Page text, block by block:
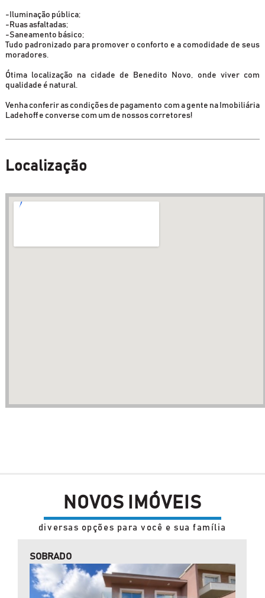
-Iluminação pública;
-Ruas asfaltadas;
-Saneamento básico;
Tudo padronizado para promover o conforto e a comodidade de seus
moradores.
Ótima localização na cidade de Benedito Novo, onde viver com
qualidade é natural.
Venha conferir as condições de pagamento com a gente na Imobiliária
Ladehoff e converse com um de nossos corretores!
Localização
NOVOS IMÓVEIS
diversas opções para você e sua família
SOBRADO